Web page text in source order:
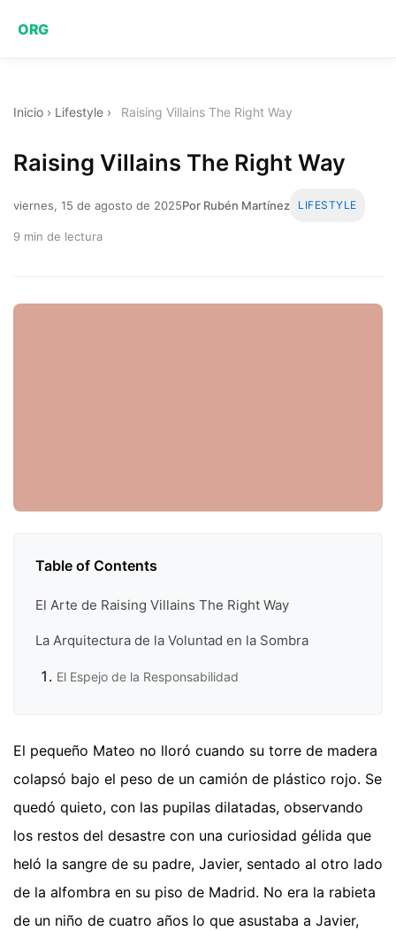
ORG
Inicio › Lifestyle › Raising Villains The Right Way
Raising Villains The Right Way
viernes, 15 de agosto de 2025Por Rubén Martínez LIFESTYLE
9 min de lectura
Table of Contents
El Arte de Raising Villains The Right Way
La Arquitectura de la Voluntad en la Sombra
El Espejo de la Responsabilidad
El pequeño Mateo no lloró cuando su torre de madera
colapsó bajo el peso de un camión de plástico rojo. Se
quedó quieto, con las pupilas dilatadas, observando
los restos del desastre con una curiosidad gélida que
heló la sangre de su padre, Javier, sentado al otro lado
de la alfombra en su piso de Madrid. No era la rabieta
de un niño de cuatro años lo que asustaba a Javier,